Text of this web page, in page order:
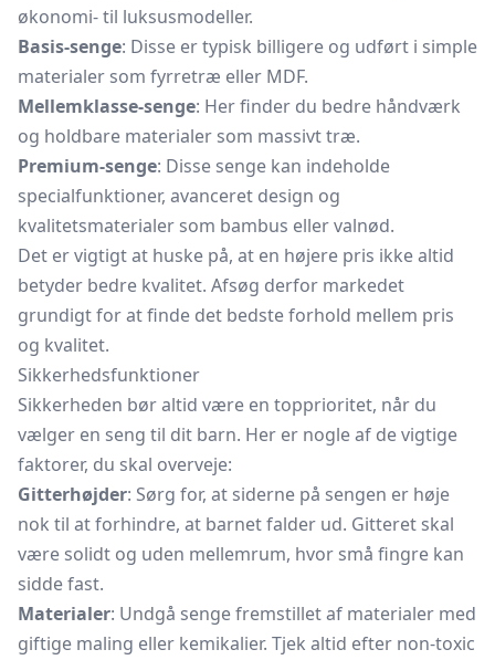
økonomi- til luksusmodeller.
Basis-senge: Disse er typisk billigere og udført i simple
materialer som fyrretræ eller MDF.
Mellemklasse-senge: Her finder du bedre håndværk
og holdbare materialer som massivt træ.
Premium-senge: Disse senge kan indeholde
specialfunktioner, avanceret design og
kvalitetsmaterialer som bambus eller valnød.
Det er vigtigt at huske på, at en højere pris ikke altid
betyder bedre kvalitet. Afsøg derfor markedet
grundigt for at finde det bedste forhold mellem pris
og kvalitet.
Sikkerhedsfunktioner
Sikkerheden bør altid være en topprioritet, når du
vælger en seng til dit barn. Her er nogle af de vigtige
faktorer, du skal overveje:
Gitterhøjder: Sørg for, at siderne på sengen er høje
nok til at forhindre, at barnet falder ud. Gitteret skal
være solidt og uden mellemrum, hvor små fingre kan
sidde fast.
Materialer: Undgå senge fremstillet af materialer med
giftige maling eller kemikalier. Tjek altid efter non-toxic